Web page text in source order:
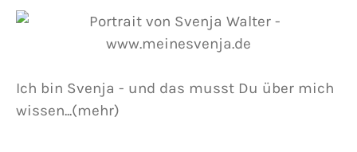
Ich bin Svenja - und das musst Du über mich
wissen...(mehr)